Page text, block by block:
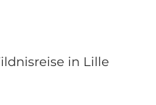
in Lille